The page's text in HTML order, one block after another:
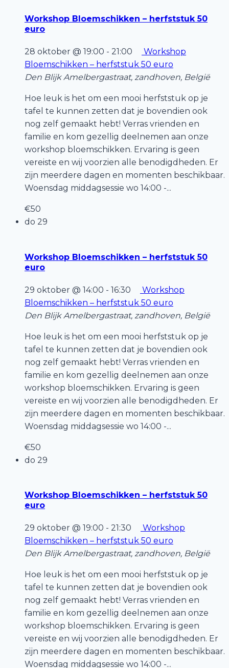
Workshop Bloemschikken – herfststuk 50
euro
28 oktober @ 19:00 - 21:00
Workshop
Bloemschikken – herfststuk 50 euro
Den BlijkAmelbergastraat, zandhoven, België
Hoe leuk is het om een mooi herfststuk op je
tafel te kunnen zetten dat je bovendien ook
nog zelf gemaakt hebt! Verras vrienden en
familie en kom gezellig deelnemen aan onze
workshop bloemschikken. Ervaring is geen
vereiste en wij voorzien alle benodigdheden. Er
zijn meerdere dagen en momenten beschikbaar.
Woensdag middagsessie wo 14:00 -...
€50
do 29
Workshop Bloemschikken – herfststuk 50
euro
29 oktober @ 14:00 - 16:30
Workshop
Bloemschikken – herfststuk 50 euro
Den BlijkAmelbergastraat, zandhoven, België
Hoe leuk is het om een mooi herfststuk op je
tafel te kunnen zetten dat je bovendien ook
nog zelf gemaakt hebt! Verras vrienden en
familie en kom gezellig deelnemen aan onze
workshop bloemschikken. Ervaring is geen
vereiste en wij voorzien alle benodigdheden. Er
zijn meerdere dagen en momenten beschikbaar.
Woensdag middagsessie wo 14:00 -...
€50
do 29
Workshop Bloemschikken – herfststuk 50
euro
29 oktober @ 19:00 - 21:30
Workshop
Bloemschikken – herfststuk 50 euro
Den BlijkAmelbergastraat, zandhoven, België
Hoe leuk is het om een mooi herfststuk op je
tafel te kunnen zetten dat je bovendien ook
nog zelf gemaakt hebt! Verras vrienden en
familie en kom gezellig deelnemen aan onze
workshop bloemschikken. Ervaring is geen
vereiste en wij voorzien alle benodigdheden. Er
zijn meerdere dagen en momenten beschikbaar.
Woensdag middagsessie wo 14:00 -...